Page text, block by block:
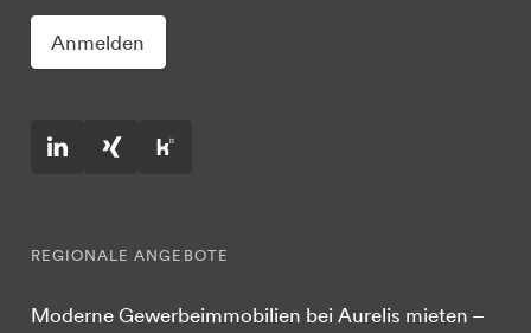
Anmelden
REGIONALE ANGEBOTE
Moderne Gewerbeimmobilien bei Aurelis mieten –